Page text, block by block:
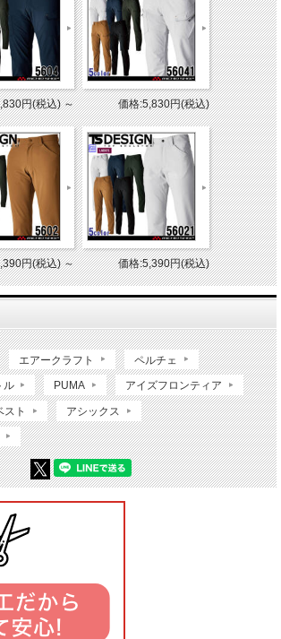
円(税込)～ 価格:5,830円(税込)
円(税込)～ 価格:5,390円(税込)
エアークラフト ペルチェ
ル PUMA アイズフロンティア
スト アシックス